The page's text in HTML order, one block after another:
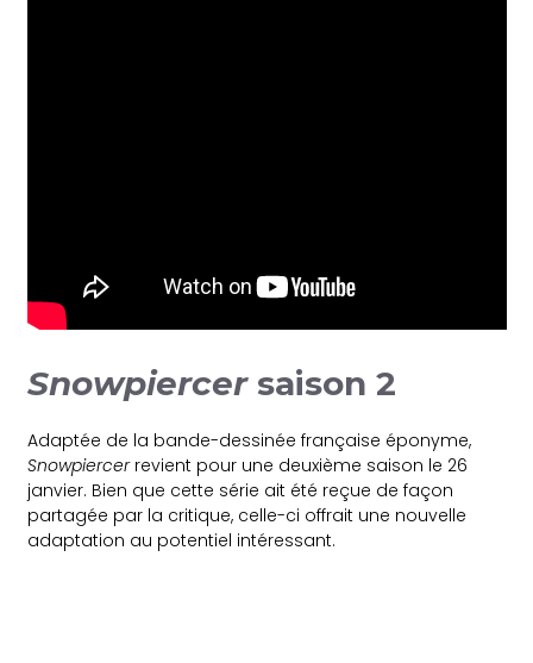
Snowpiercersaison 2
Adaptée de la bande-dessinée française éponyme,
Snowpiercerrevient pour une deuxième saison le 26
janvier. Bien que cette série ait été reçue de façon
partagée par la critique, celle-ci offrait une nouvelle
adaptation au potentiel intéressant.